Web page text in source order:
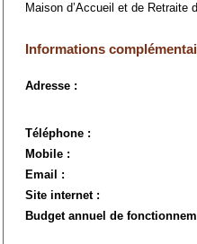
Maison d’Accueil et de Retraite
Informations
Adresse :
Téléphone :
Mobile :
Email :
Site internet :
Budget annuel de